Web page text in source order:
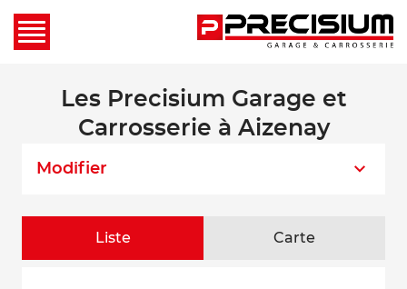
Les Precisium Garage et
Carrosserie à Aizenay
Modifier
Liste Carte